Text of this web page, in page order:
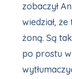
zobaczył
wiedział,
żoną. Są
po prostu